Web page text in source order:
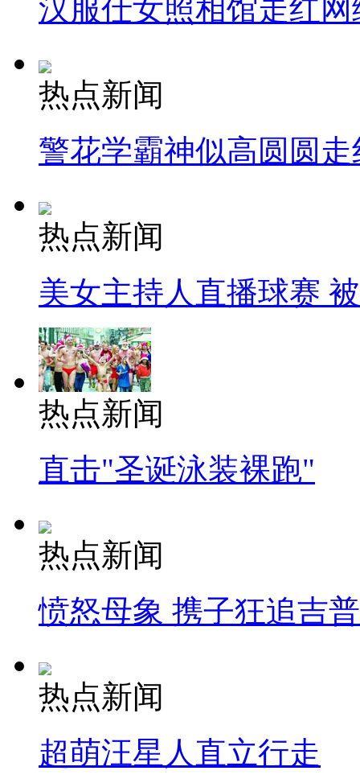
汉服仕女照相馆走红网
热点新闻
警花学霸神似高圆圆走
热点新闻
美女主持人直播球赛
热点新闻
直击"圣诞泳装裸跑"
热点新闻
愤怒母象 携子狂追吉
热点新闻
超萌汪星人直立行走